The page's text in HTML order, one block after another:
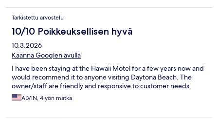
Tarkistettu arvostelu
10/10 Poikkeuksellisen hyvä
10.3.2026
Käännä Googlen avulla
I have been staying at the Hawaii Motel for a few years now and
would recommend it to anyone visiting Daytona Beach. The
owner/staff are friendly and responsive to customer needs.
ALVIN, 4 yön matka